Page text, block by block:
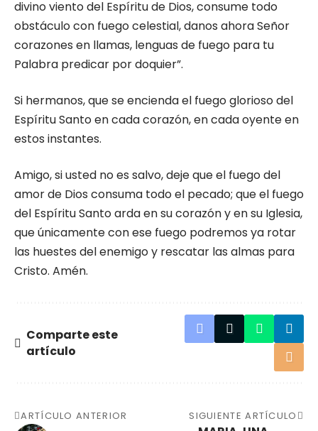
divino viento del Espíritu de Dios, consume todo
obstáculo con fuego celestial, danos ahora Señor
corazones en llamas, lenguas de fuego para tu
Palabra predicar por doquier”.
Si hermanos, que se encienda el fuego glorioso del
Espíritu Santo en cada corazón, en cada oyente en
estos instantes.
Amigo, si usted no es salvo, deje que el fuego del
amor de Dios consuma todo el pecado; que el fuego
del Espíritu Santo arda en su corazón y en su Iglesia,
que únicamente con ese fuego podremos ya rotar
las huestes del enemigo y rescatar las almas para
Cristo. Amén.
Comparte este
artículo
ARTÍCULO ANTERIOR SIGUIENTE ARTÍCULO